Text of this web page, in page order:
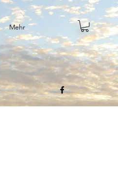
Mehr